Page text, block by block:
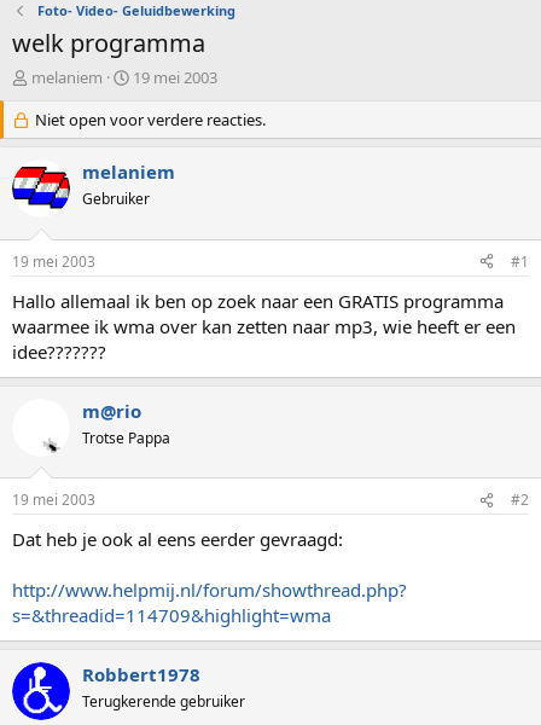
Foto- Video- Geluidbewerking
welk programma
O
d
e
r
w
e
s
t
a
r
t
e
melaniem
S
a
r
d
a
m
19 mei 2003
Niet open voor verdere reacties.
melaniem
Gebruiker
19 mei 2003 #1
Hallo allemaal ik ben op zoek naar een GRATIS programma
waarmee ik wma over kan zetten naar mp3, wie heeft er een
idee???????
m@rio
Trotse Pappa
19 mei 2003 #2
Dat heb je ook al eens eerder gevraagd:
http://www.helpmij.nl/forum/showthread.php?
s=&threadid=114709&highlight=wma
Robbert1978
Terugkerende gebruiker